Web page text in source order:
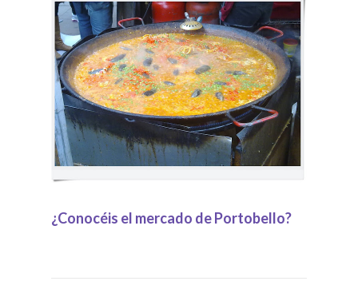
¿Conocéis el mercado de Portobello?